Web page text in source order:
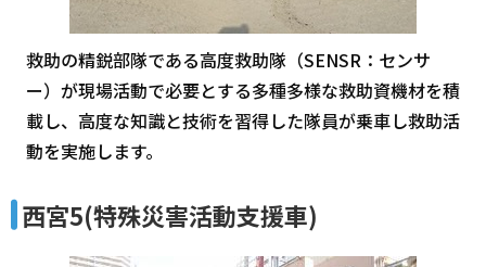
救助の精鋭部隊である高度救助隊（SENSR：センサ
ー）が現場活動で必要とする多種多様な救助資機材を積
載し、高度な知識と技術を習得した隊員が乗車し救助活
動を実施します。
西宮5(特殊災害活動支援車)